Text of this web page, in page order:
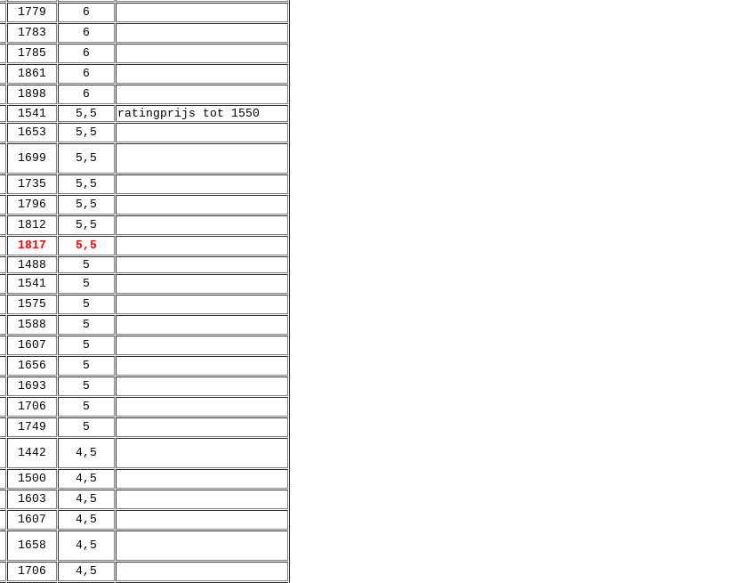
1779
6
1783
6
1785
6
1861
6
1898
6
1541 5,5
ratingprijs tot 1550
1653
5,5
1699
5,5
1735
5,5
1796
5,5
1812
5,5
1817
5,5
1488
5
1541
5
1575
5
1588
5
1607
5
1656
5
1693
5
1706
5
1749
5
1442
4,5
1500
4,5
1603
4,5
1607
4,5
1658
4,5
1706
4,5